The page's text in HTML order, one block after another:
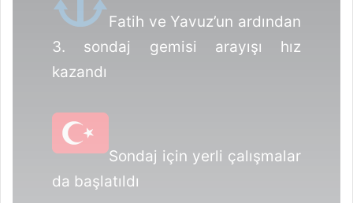
Fatih ve Yavuz’un ardından
3. sondaj gemisi arayışı hız
kazandı
Sondaj için yerli çalışmalar
da başlatıldı